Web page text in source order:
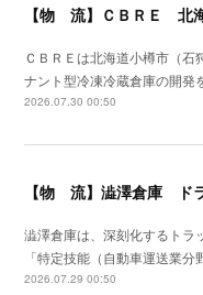
ＣＢＲＥは北海道小樽市（
ナント型冷凍冷蔵倉庫の開
2026.07.30 00:50
澁澤倉庫は、深刻化するトラ
「特定技能（自動車運送業
2026.07.29 00:50